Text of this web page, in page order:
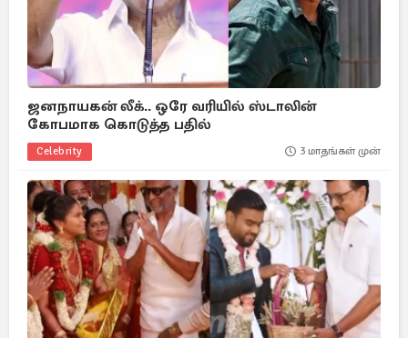
ஜனநாயகன் லீக்.. ஒரே வரியில் ஸ்டாலின்
கோபமாக கொடுத்த பதில்
Celebrity 3 மாதங்கள் முன்